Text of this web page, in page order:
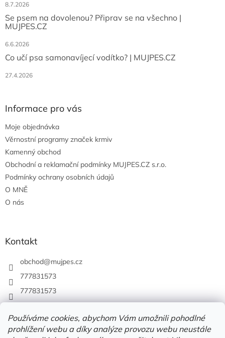
Používáme cookies, abychom Vám umožnili pohodlné
prohlížení webu a díky analýze provozu webu neustále
8.7.2026
Se psem na dovolenou? Připrav se na všechno |
MUJPES.CZ
6.6.2026
Co učí psa samonavíjecí vodítko? | MUJPES.CZ
27.4.2026
Informace pro vás
Moje objednávka
Věrnostní programy značek krmiv
Kamenný obchod
Obchodní a reklamační podmínky MUJPES.CZ s.r.o.
Podmínky ochrany osobních údajů
O MNĚ
O nás
Kontakt
obchod@mujpes.cz
777831573
777831573